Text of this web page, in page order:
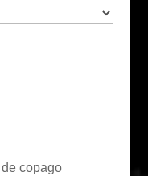
copago